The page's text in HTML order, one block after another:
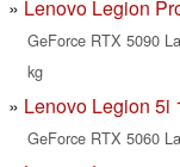
Lenovo Legion
GeForce RTX 5090
kg
Lenovo Legion 5i
GeForce RTX 5060